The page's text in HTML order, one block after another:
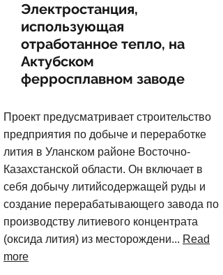
Электростанция,
использующая
отработанное тепло, на
Актубском
ферросплавном заводе
Проект предусматривает строительство
предприятия по добыче и переработке
лития в Уланском районе Восточно-
Казахстанской области. Он включает в
себя добычу литийсодержащей руды и
создание перерабатывающего завода по
производству литиевого концентрата
(оксида лития) из месторождени... Read
more